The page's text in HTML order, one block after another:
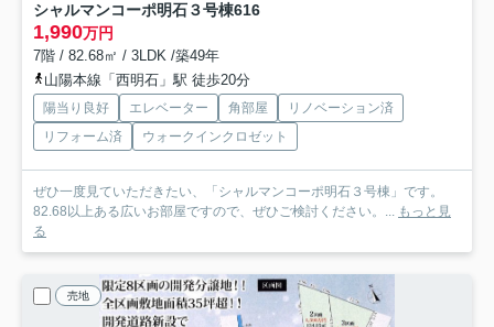
シャルマンコーポ明石３号棟616
1,990万円
7階 / 82.68㎡ / 3LDK /築49年
山陽本線「西明石」駅 徒歩20分
陽当り良好 エレベーター 角部屋
リノベーション済
リフォーム済
ウォークインクロゼット
ぜひ一度見ていただきたい、「シャルマンコーポ明石３号棟」です。
82.68以上ある広いお部屋ですので、ぜひご検討ください。... もっと見
る
売地